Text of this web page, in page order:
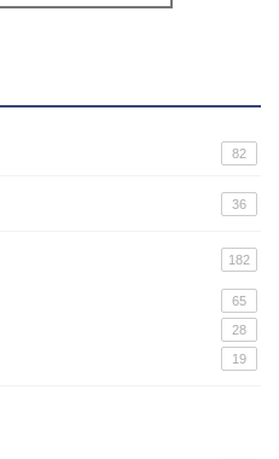
82
36
182
65
28
19